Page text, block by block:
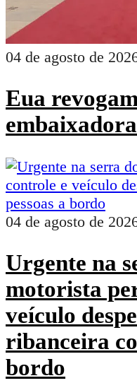
04 de agosto de
Eua
04 de agosto de
Urgente na
motorista
veículo
ribanceira
bordo